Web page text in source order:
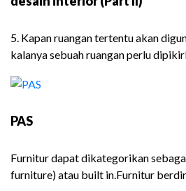
5. Kapan ruangan tertentu akan
kalanya sebuah ruangan perlu
PAS
Furnitur dapat dikategorikan
furniture) atau built in.Furnitur